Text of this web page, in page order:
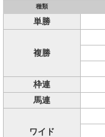
種類
単勝
複勝
枠連
馬連
ワイド